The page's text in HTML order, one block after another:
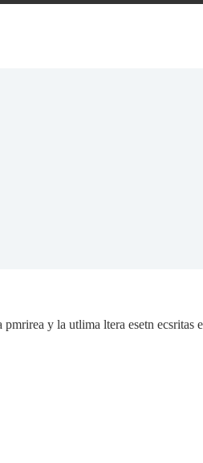
y la utlima ltera esetn ecsritas